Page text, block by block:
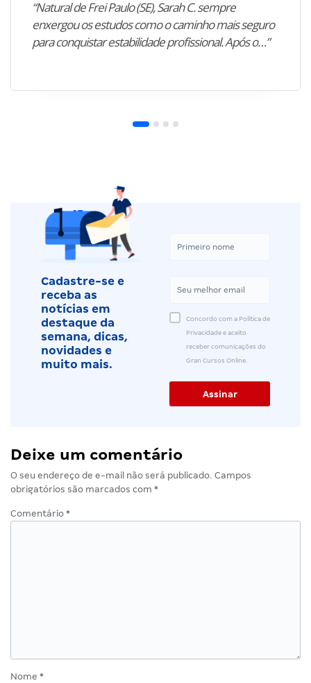
“Natural de Frei Paulo (SE), Sarah C. sempre
enxergou os estudos como o caminho mais seguro
para conquistar estabilidade profissional. Após o…”
Cadastre-se e
receba as
notícias em
destaque da
semana, dicas,
novidades e
muito mais.
Concordo com a Política de
Privacidade e aceito
receber comunicações do
Gran Cursos Online.
Deixe um comentário
O seu endereço de e-mail não será publicado. Campos
obrigatórios são marcados com *
Comentário *
Nome *